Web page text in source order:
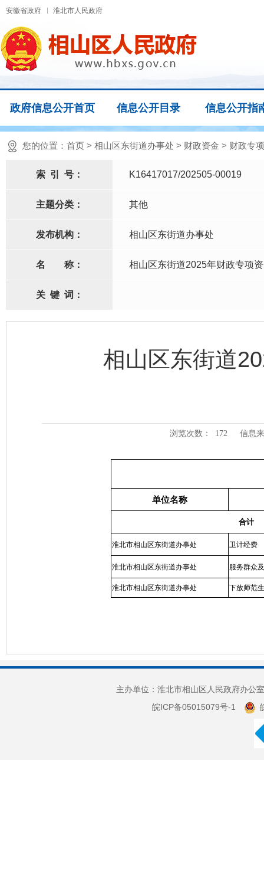
安徽省政府 淮北市人民政府
政府信息公开首页 信息公开目录 信息公开指
您的位置： 首页 > 相山区东街道办事处 > 财政资金 > 财政专
索 引 号： K16417017/202505-00019
主题分类： 其他
发布机构： 相山区东街道办事处
名 称： 相山区东街道2025年财政专项
关 键 词：
相山区东街道
浏览次数： 172 信息
单位名称
合计
淮北市相山区东街道办事处 卫计经费
淮北市相山区东街道办事处 服务群众
淮北市相山区东街道办事处 下放师范
主办单位：淮北市相山区人民政府办
皖ICP备05015079号-1